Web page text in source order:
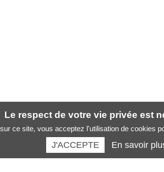
Le respect de votre vie privée est
ce site, vous acceptez l'utilisation de cookies
J'ACCEPTE En savoir